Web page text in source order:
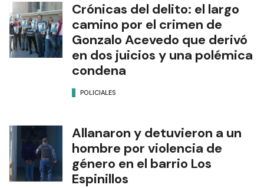
Crónicas del delito: el largo
camino por el crimen de
Gonzalo Acevedo que derivó
en dos juicios y una polémica
condena
POLICIALES
Allanaron y detuvieron a un
hombre por violencia de
género en el barrio Los
Espinillos